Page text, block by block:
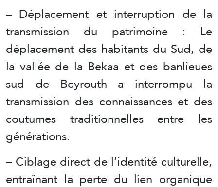
– Déplacement et interruption de la
transmission du patrimoine : Le
déplacement des habitants du Sud, de
la vallée de la Bekaa et des banlieues
sud de Beyrouth a interrompu la
transmission des connaissances et des
coutumes traditionnelles entre les
générations.
– Ciblage direct de l’identité culturelle,
entraînant la perte du lien organique